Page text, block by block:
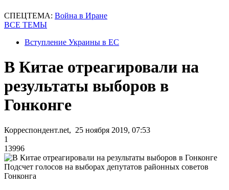
СПЕЦТЕМА: Война в Иране
ВСЕ ТЕМЫ
Вступление Украины в ЕС
В Китае отреагировали на
результаты выборов в
Гонконге
Корреспондент.net, 25 ноября 2019, 07:53
1
13996
Подсчет голосов на выборах депутатов районных советов
Гонконга